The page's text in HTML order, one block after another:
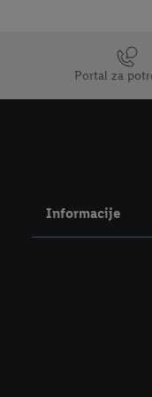
Portal za
Informacije